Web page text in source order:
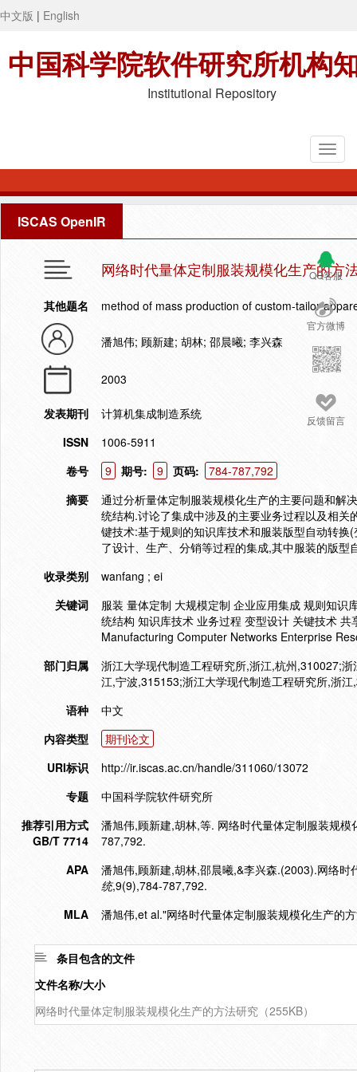
中文版 | English
中国科学院软件研究所机构
Institutional Repository
ISCAS OpenIR
QQ客服
官方微博
反馈留言
网络时代量体定制服装规模化生产的方
其他题名 method of mass production of custom-tailor
潘旭伟; 顾新建; 胡林; 邵晨曦; 李兴森
2003
发表期刊
计算机集成制造系统
ISSN
1006-5911
卷号
9 期号: 9 页码:
784-787,792
摘要
通过分析量体定制服装规模化生产的主要问题和解
统结构.讨论了集成中涉及的主要业务过程以及相
键技术:基于规则的知识库技术和服装版型自动转
了设计、生产、分销等过程的集成,其中服装的版型
收录类别
wanfang ; ei
关键词
服装 量体定制 大规模定制 企业应用集成 规则知
统结构 知识库技术 业务过程 变型设计 关键技术
Manufacturing Computer Networks Enterprise
部门归属
浙江大学现代制造工程研究所,浙江,杭州,310027;
江,宁波,315153;浙江大学现代制造工程研究所,浙
语种
中文
内容类型
期刊论文
URI标识
http://ir.iscas.ac.cn/handle/311060/13072
专题
中国科学院软件研究所
推荐引用方式
GB/T 7714
潘旭伟,顾新建,胡林,等. 网络时代量体定制服装规
787,792.
APA
潘旭伟,顾新建,胡林,邵晨曦,&李兴森.(2003).网络
统,9(9),784-787,792.
MLA
潘旭伟,et al."网络时代量体定制服装规模化生产的
条目包含的文件
文件名称/大小
网络时代量体定制服装规模化生产的方法研究（255KB）